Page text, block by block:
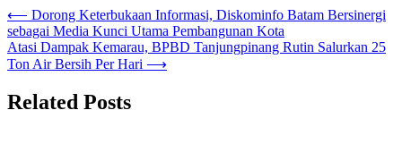
⟵ Dorong Keterbukaan Informasi, Diskominfo Batam Bersinergi
sebagai Media Kunci Utama Pembangunan Kota
Atasi Dampak Kemarau, BPBD Tanjungpinang Rutin Salurkan 25
Ton Air Bersih Per Hari ⟶
Related Posts